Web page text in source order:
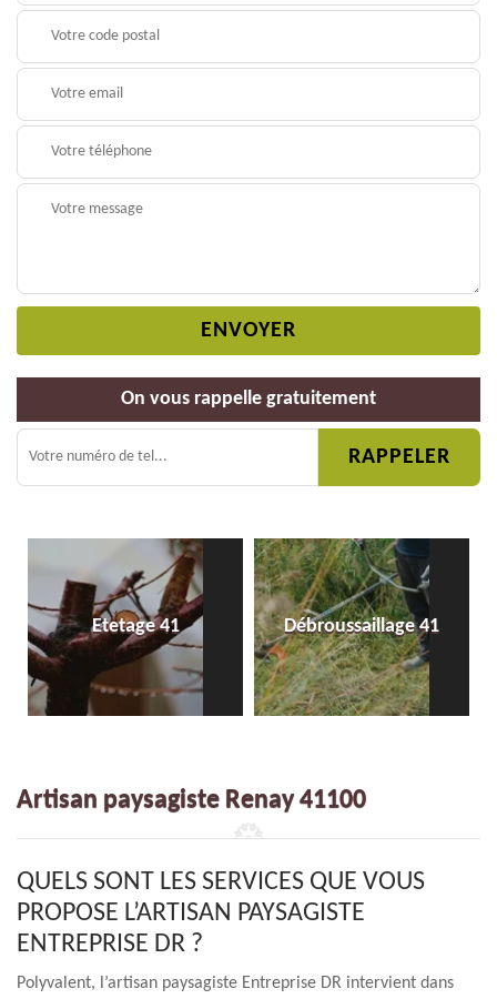
On vous rappelle gratuitement
Etetage 41 Débroussaillage 41
Artisan paysagiste Renay 41100
QUELS SONT LES SERVICES QUE VOUS
PROPOSE L’ARTISAN PAYSAGISTE
ENTREPRISE DR ?
Polyvalent, l’artisan paysagiste Entreprise DR intervient dans